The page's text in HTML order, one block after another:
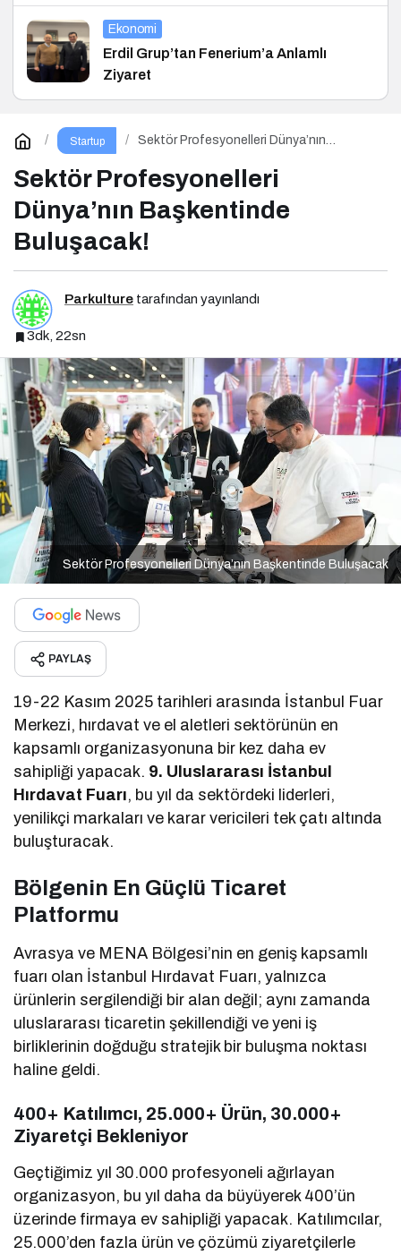
Ekonomi
Erdil Grup’tan Fenerium’a Anlamlı
Ziyaret
Startup
Sektör Profesyonelleri Dünya’nın
Sektör Profesyonelleri
Dünya’nın Başkentinde
Buluşacak!
Parkulture tarafından yayınlandı
3dk, 22sn
Sektör Profesyonelleri Dünya’nın Başkentinde Buluşacak
PAYLAŞ
19-22 Kasım 2025 tarihleri arasında İstanbul Fuar
Merkezi, hırdavat ve el aletleri sektörünün en
kapsamlı organizasyonuna bir kez daha ev
sahipliği yapacak. 9. Uluslararası İstanbul
Hırdavat Fuarı, bu yıl da sektördeki liderleri,
yenilikçi markaları ve karar vericileri tek çatı altında
buluşturacak.
Bölgenin En Güçlü Ticaret
Platformu
Avrasya ve MENA Bölgesi’nin en geniş kapsamlı
fuarı olan İstanbul Hırdavat Fuarı, yalnızca
ürünlerin sergilendiği bir alan değil; aynı zamanda
uluslararası ticaretin şekillendiği ve yeni iş
birliklerinin doğduğu stratejik bir buluşma noktası
haline geldi.
400+ Katılımcı, 25.000+ Ürün, 30.000+
Ziyaretçi Bekleniyor
Geçtiğimiz yıl 30.000 profesyoneli ağırlayan
organizasyon, bu yıl daha da büyüyerek 400’ün
üzerinde firmaya ev sahipliği yapacak. Katılımcılar,
25.000’den fazla ürün ve çözümü ziyaretçilerle